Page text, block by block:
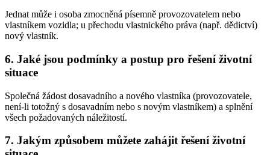
Jednat může i osoba zmocněná písemně provozovatelem nebo
vlastníkem vozidla; u přechodu vlastnického práva (např. dědictví)
nový vlastník.
6. Jaké jsou podmínky a postup pro řešení životní
situace
Společná žádost dosavadního a nového vlastníka (provozovatele,
není-li totožný s dosavadním nebo s novým vlastníkem) a splnění
všech požadovaných náležitostí.
7. Jakým způsobem můžete zahájit řešení životní